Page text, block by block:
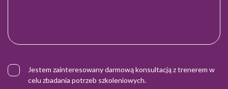
Jestem zainteresowany darmową konsultacją z trenerem w
celu zbadania potrzeb szkoleniowych.